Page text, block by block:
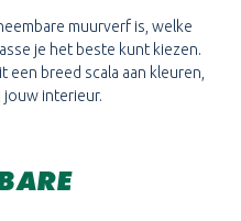
muurverf is, welke
je het beste kunt kiezen.
breed scala aan kleuren,
jouw interieur.